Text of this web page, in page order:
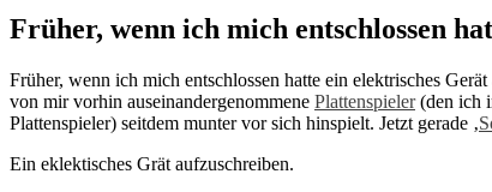
Früher, wenn ich mich entschlossen
Früher, wenn ich mich entschlossen hatte ein elektrisches
von mir vorhin auseinandergenommene Plattenspieler(den ich
Plattenspieler) seitdem munter vor sich hinspielt. Jetzt gerade ‚
Ein eklektisches Grät aufzuschreiben.